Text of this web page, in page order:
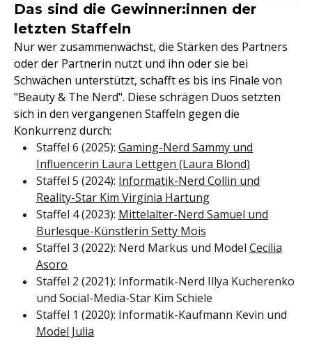
Das sind die Gewinner:innen der
letzten Staffeln
Nur wer zusammenwächst, die Stärken des Partners
oder der Partnerin nutzt und ihn oder sie bei
Schwächen unterstützt, schafft es bis ins Finale von
"Beauty & The Nerd". Diese schrägen Duos setzten
sich in den vergangenen Staffeln gegen die
Konkurrenz durch:
Staffel 6 (2025): Gaming-Nerd Sammy und
Influencerin Laura Lettgen (Laura Blond)
Staffel 5 (2024): Informatik-Nerd Collin und
Reality-Star Kim Virginia Hartung
Staffel 4 (2023): Mittelalter-Nerd Samuel und
Burlesque-Künstlerin Setty Mois
Staffel 3 (2022): Nerd Markus und Model Cecilia
Asoro
Staffel 2 (2021): Informatik-Nerd Illya Kucherenko
und Social-Media-Star Kim Schiele
Staffel 1 (2020): Informatik-Kaufmann Kevin und
Model Julia